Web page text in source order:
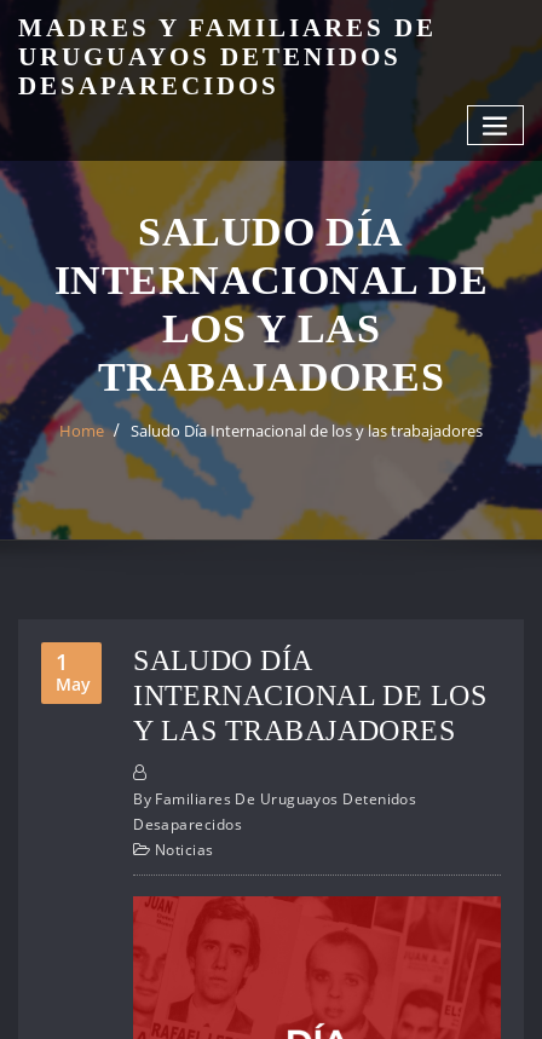
content
MADRES Y FAMILIARES DE
URUGUAYOS DETENIDOS
DESAPARECIDOS
SALUDO DÍA
INTERNACIONAL DE
LOS Y LAS
TRABAJADORES
Home Saludo Día Internacional de los y las trabajadores
1
May
SALUDO DÍA
INTERNACIONAL DE LOS
Y LAS TRABAJADORES
By Familiares De Uruguayos Detenidos
Desaparecidos
Noticias